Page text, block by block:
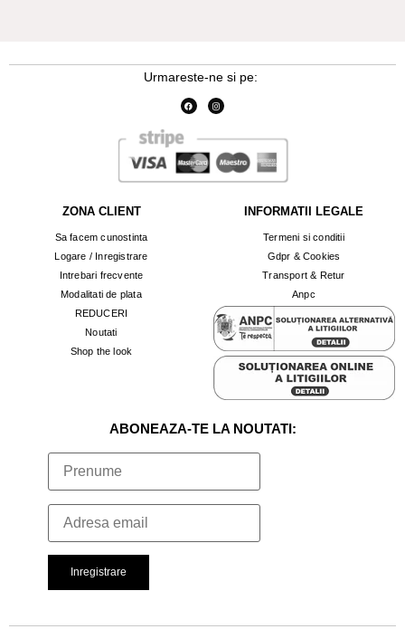
Urmareste-ne si pe:
ZONA CLIENT
Sa facem cunostinta
Logare / Inregistrare
Intrebari frecvente
Modalitati de plata
REDUCERI
Noutati
Shop the look
INFORMATII LEGALE
Termeni si conditii
Gdpr & Cookies
Transport & Retur
Anpc
ABONEAZA-TE LA NOUTATI: